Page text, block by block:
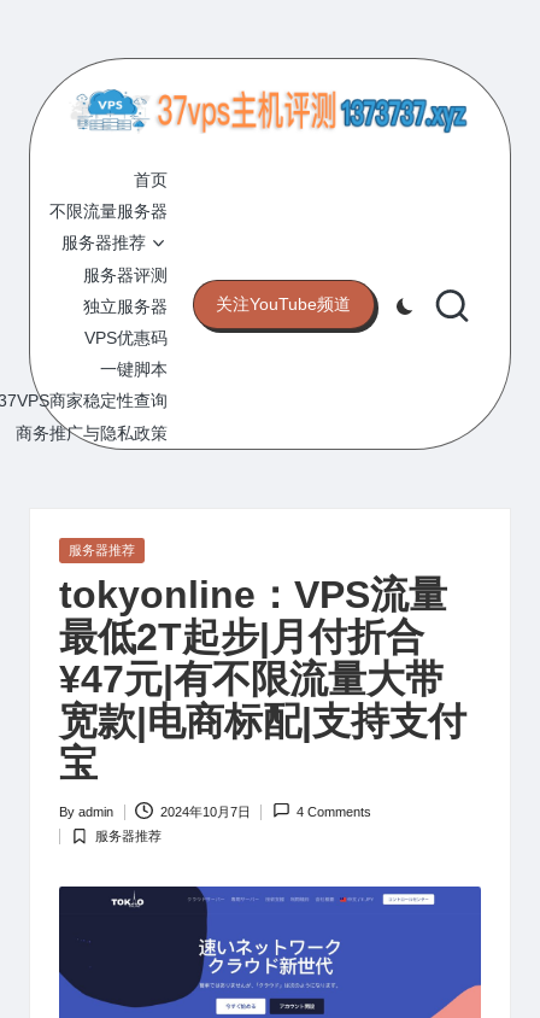
content
7
V
P
S
主
机
评
的
VPS
网
站
首页
不限流量服务器
服务器推荐
服务器评测
独立服务器
VPS优惠码
一键脚本
商家稳定性查询
商务推广与隐私政策
关注YouTube频道
Posted
服务器推荐
tokyonline：VPS流量
最低2T起步|月付折合
¥47元|有不限流量大带
宽款|电商标配|支持支付
宝
Posted
by
By admin 2024年10月7日 4 Comments
Posted
服务器推荐